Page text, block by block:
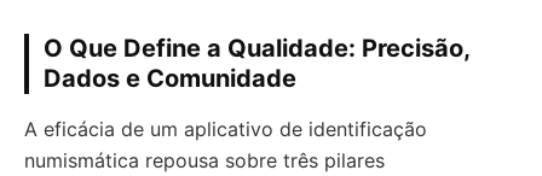
O Que Define a Qualidade: Precisão,
Dados e Comunidade
A eficácia de um aplicativo de identificação
numismática repousa sobre três pilares